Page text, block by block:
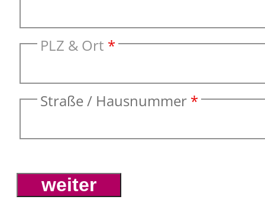
PLZ & Ort *
Straße / Hausnummer *